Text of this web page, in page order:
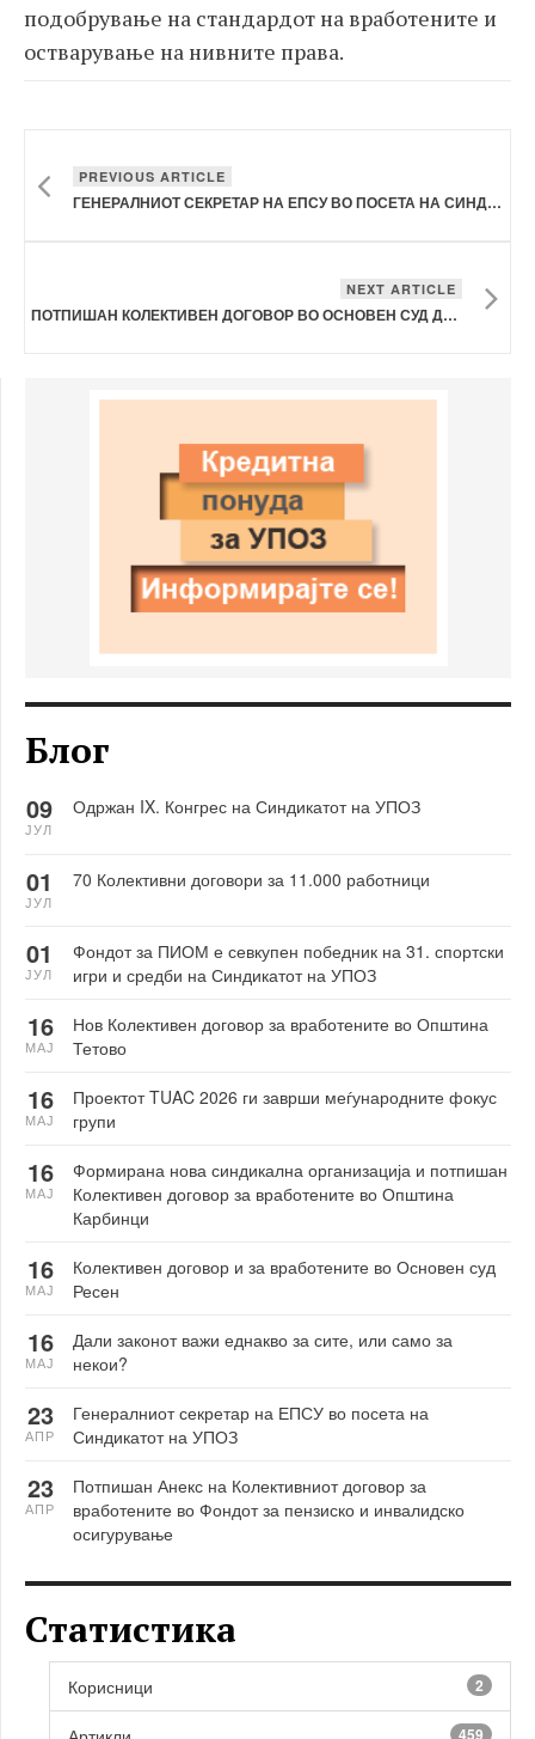
подобрување на стандардот на вработените и
остварување на нивните права.
PREVIOUS ARTICLE
ГЕНЕРАЛНИОТ СЕКРЕТАР НА ЕПСУ ВО ПОСЕТА НА СИНДИКАТОТ НА УПОЗ
NEXT ARTICLE
ПОТПИШАН КОЛЕКТИВЕН ДОГОВОР ВО ОСНОВЕН СУД ДЕБАР
Блог
Одржан IX. Конгрес на Синдикатот на УПОЗ
09
ЈУЛ
70 Колективни договори за 11.000 работници
01
ЈУЛ
Фондот за ПИОМ е севкупен победник на 31. спортски
игри и средби на Синдикатот на УПОЗ
01
ЈУЛ
Нов Колективен договор за вработените во Општина
Тетово
16
МАЈ
Проектот TUAC 2026 ги заврши меѓународните фокус
групи
16
МАЈ
Формирана нова синдикална организација и потпишан
Колективен договор за вработените во Општина
Карбинци
16
МАЈ
Колективен договор и за вработените во Основен суд
Ресен
16
МАЈ
Дали законот важи еднакво за сите, или само за
некои?
16
МАЈ
Генералниот секретар на ЕПСУ во посета на
Синдикатот на УПОЗ
23
АПР
Потпишан Анекс на Колективниот договор за
вработените во Фондот за пензиско и инвалидско
осигурување
23
АПР
Статистика
Корисници 2
459